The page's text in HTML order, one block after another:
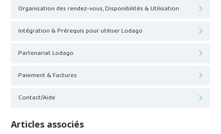
Organisation des rendez-vous, Disponibilités & Utilisation
Intégration & Prérequis pour utiliser Lodago
Partenariat Lodago
Paiement & Factures
Contact/Aide
Articles associés